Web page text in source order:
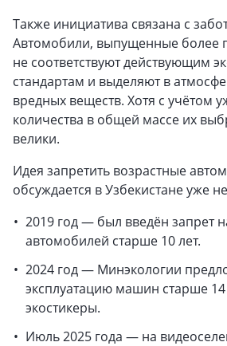
Также инициатива связана с
Автомобили, выпущенные более
не соответствуют действующим
стандартам и выделяют в
вредных веществ. Хотя с учётом
количества в общей массе их
велики.
Идея запретить возрастные
обсуждается в Узбекистане уже
2019 год — был введён запрет
автомобилей старше 10 лет.
2024 год — Минэкологии
эксплуатацию машин старше 14
экостикеры.
Июль 2025 года — на